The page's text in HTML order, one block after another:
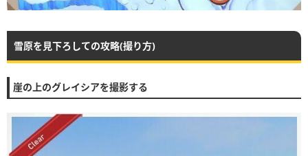
雪原を見下ろしての攻略(撮り方)
崖の上のグレイシアを撮影する